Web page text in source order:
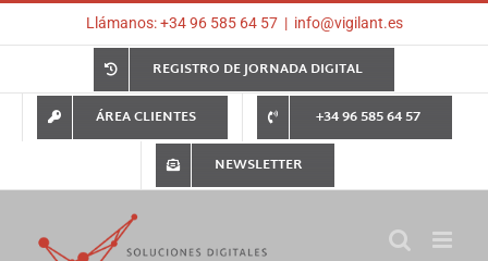
Llámanos: +34 96 585 64 57 | info@vigilant.es
REGISTRO DE JORNADA DIGITAL
ÁREA CLIENTES
+34 96 585 64 57
NEWSLETTER